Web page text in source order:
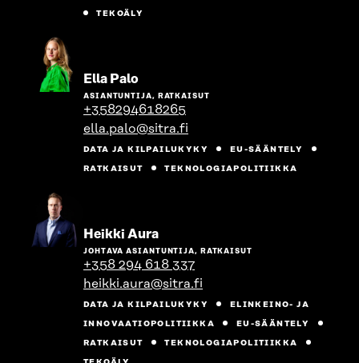
TEKOÄLY
Ella PaloSiirry
henkilön
sivulle
ASIANTUNTIJA, RATKAISUT
+358294618265
ella.palo@sitra.fi
DATA JA KILPAILUKYKY
EU-SÄÄNTELY
RATKAISUT
TEKNOLOGIAPOLITIIKKA
Heikki AuraSiirry
henkilön
sivulle
JOHTAVA ASIANTUNTIJA, RATKAISUT
+358 294 618 337
heikki.aura@sitra.fi
DATA JA KILPAILUKYKY
ELINKEINO- JA
INNOVAATIOPOLITIIKKA
EU-SÄÄNTELY
RATKAISUT
TEKNOLOGIAPOLITIIKKA